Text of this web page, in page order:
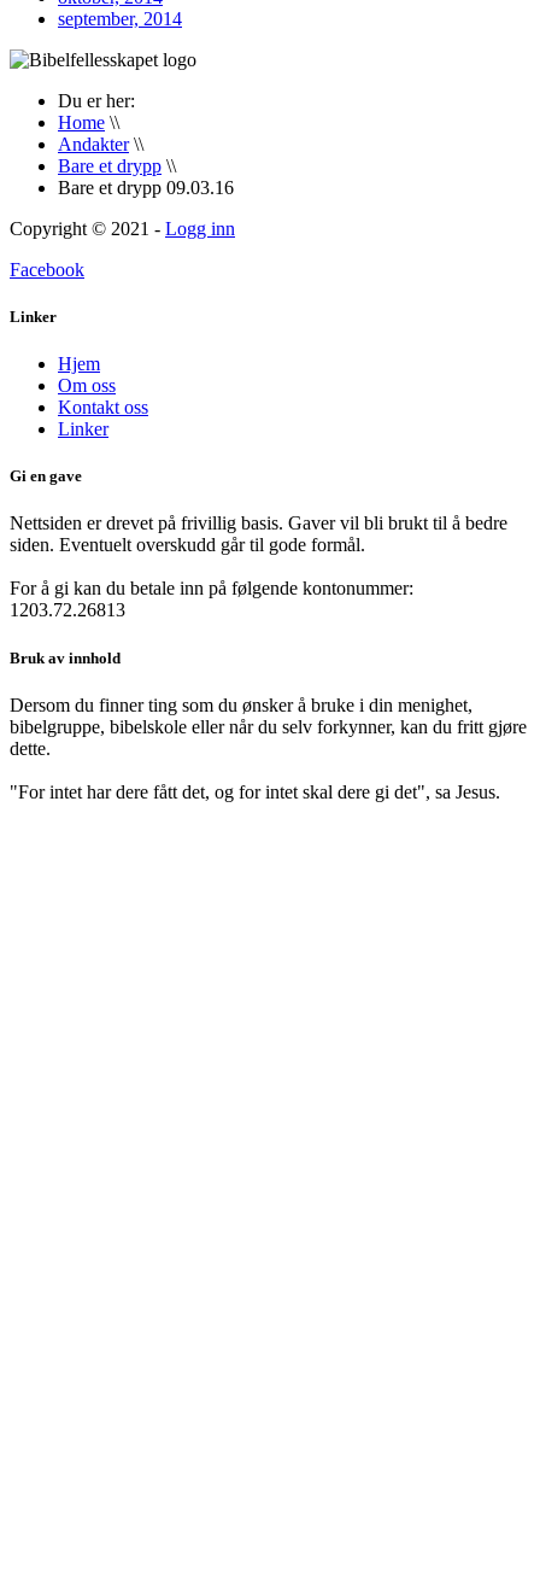
september, 2014
Du er her:
Home \\
Andakter \\
Bare et drypp \\
Bare et drypp 09.03.16
Copyright © 2021 - Logg inn
Facebook
Linker
Hjem
Om oss
Kontakt oss
Linker
Gi en gave
Nettsiden er drevet på frivillig basis. Gaver vil bli brukt til å bedre
siden. Eventuelt overskudd går til gode formål.
For å gi kan du betale inn på følgende kontonummer:
1203.72.26813
Bruk av innhold
Dersom du finner ting som du ønsker å bruke i din menighet,
bibelgruppe, bibelskole eller når du selv forkynner, kan du fritt gjøre
dette.
"For intet har dere fått det, og for intet skal dere gi det", sa Jesus.